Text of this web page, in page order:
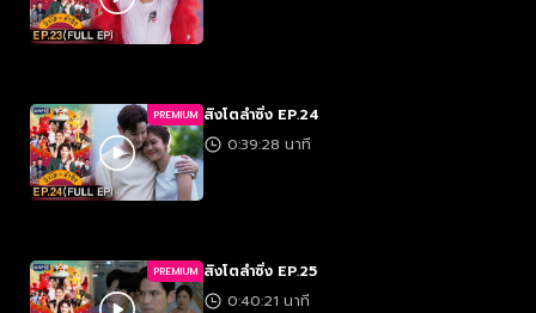
PREMIUM สิงโตลำซิ่ง EP.24
0:39:28 นาที
PREMIUM สิงโตลำซิ่ง EP.25
0:40:21 นาที